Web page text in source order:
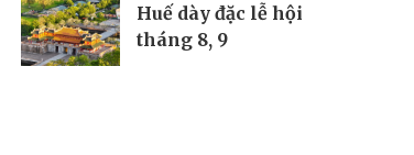
Huế dày đặc lễ hội
tháng 8, 9